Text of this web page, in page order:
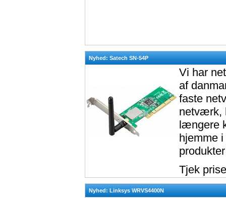
Nyhed: Satech SN-54P
Vi har
af
faste
netværk,
længere
hjemme
Tjek
Nyhed: Linksys WRVS4400N